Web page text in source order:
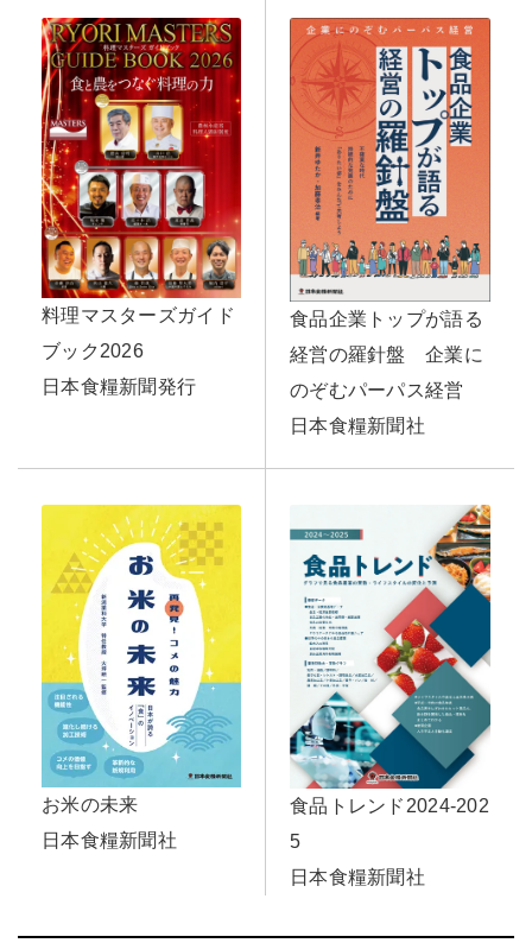
料理マスターズガイド
ブック2026
日本食糧新聞発行
食品企業トップが語る
経営の羅針盤 企業に
のぞむパーパス経営
日本食糧新聞社
お米の未来
日本食糧新聞社
食品トレンド2024-202
5
日本食糧新聞社